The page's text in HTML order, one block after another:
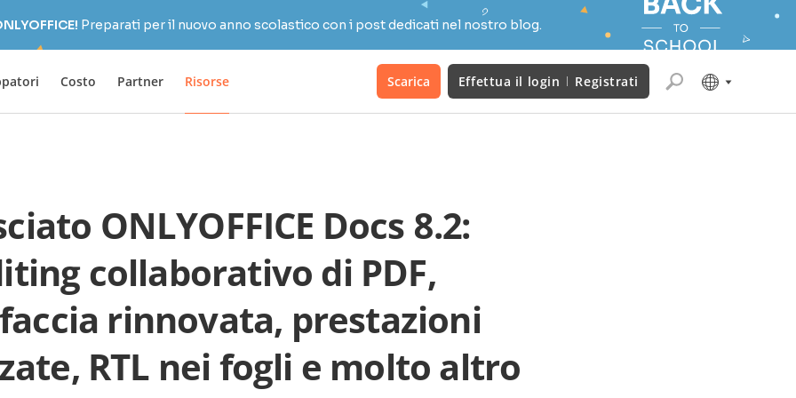
Preparati per il nuovo anno scolastico con i post dedicati nel nostro blog.
Costo Partner Risorse Scarica Effettua il login Registrati
ONLYOFFICE Docs 8.2:
collaborativo di PDF,
rinnovata, prestazioni
RTL nei fogli e molto altro